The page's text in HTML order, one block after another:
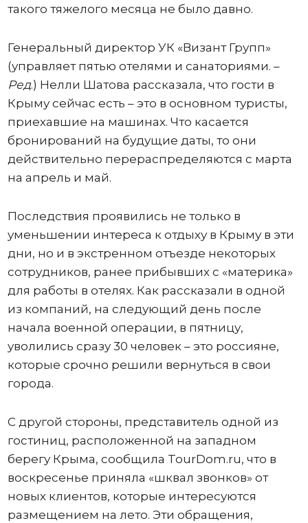
такого тяжелого месяца не было давно.
Генеральный директор УК «Визант Групп»
(управляет пятью отелями и санаториями. –
Ред.) Нелли Шатова рассказала, что гости в
Крыму сейчас есть – это в основном туристы,
приехавшие на машинах. Что касается
бронирований на будущие даты, то они
действительно перераспределяются с марта
на апрель и май.
Последствия проявились не только в
уменьшении интереса к отдыху в Крыму в эти
дни, но и в экстренном отъезде некоторых
сотрудников, ранее прибывших с «материка»
для работы в отелях. Как рассказали в одной
из компаний, на следующий день после
начала военной операции, в пятницу,
уволились сразу 30 человек – это россияне,
которые срочно решили вернуться в свои
города.
С другой стороны, представитель одной из
гостиниц, расположенной на западном
берегу Крыма, сообщила TourDom.ru, что в
воскресенье приняла «шквал звонков» от
новых клиентов, которые интересуются
размещением на лето. Эти обращения,